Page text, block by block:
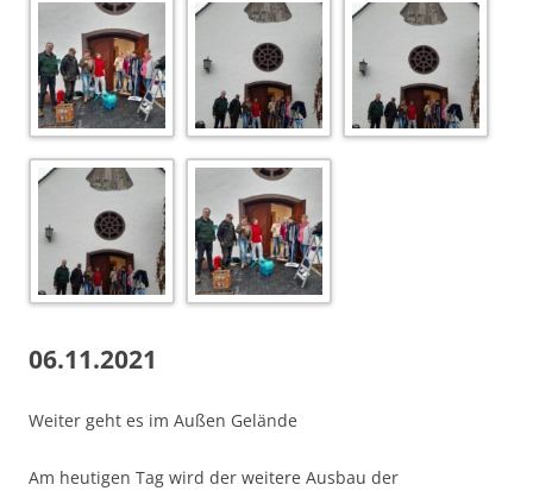
06.11.2021
Weiter geht es im Außen Gelände
Am heutigen Tag wird der weitere Ausbau der